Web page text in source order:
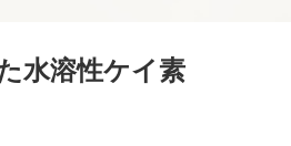
水溶性ケイ素